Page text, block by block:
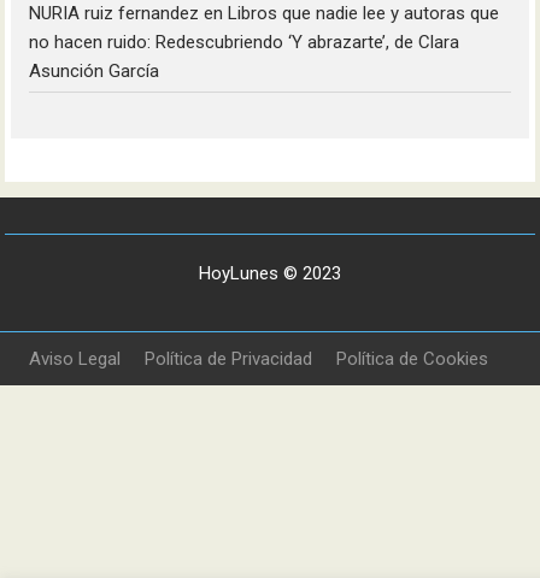
NURIA ruiz fernandez en Libros que nadie lee y autoras que
no hacen ruido: Redescubriendo ‘Y abrazarte’, de Clara
Asunción García
HoyLunes © 2023
Aviso Legal Política de Privacidad Política de Cookies